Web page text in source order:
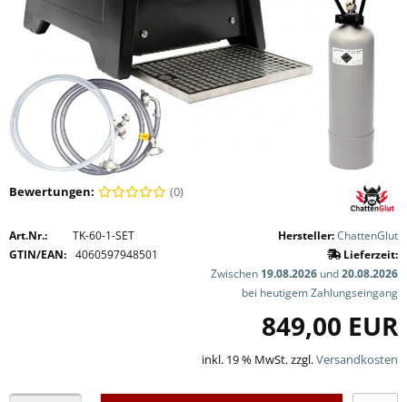
Bewertungen: (0)
Art.Nr.:
TK-60-1-SET
GTIN/EAN: 4060597948501
Hersteller:ChattenGlut
Lieferzeit:
Zwischen 19.08.2026 und20.08.2026
bei heutigem Zahlungseingang
849,00 EUR
inkl. 19 % MwSt. zzgl.Versandkosten